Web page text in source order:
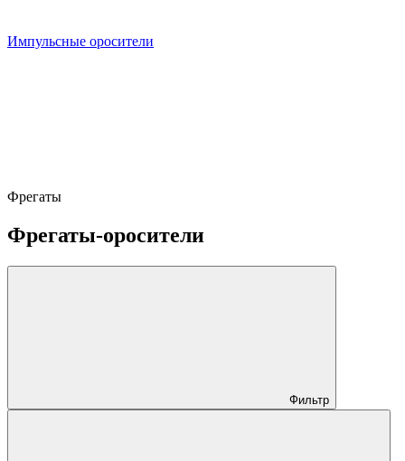
Импульсные оросители
Фрегаты
Фрегаты-оросители
Фильтр